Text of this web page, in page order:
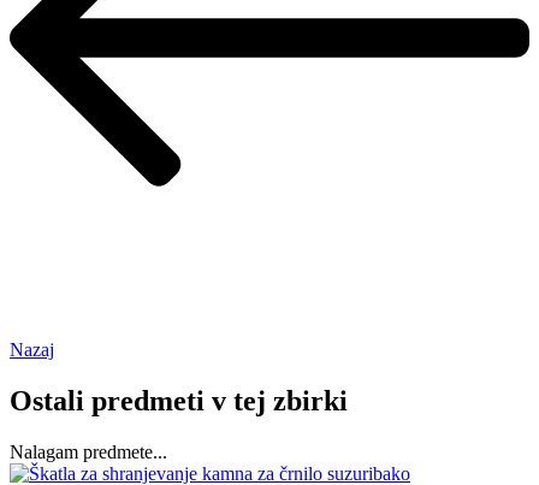
Nazaj
Ostali predmeti v tej zbirki
Nalagam predmete...